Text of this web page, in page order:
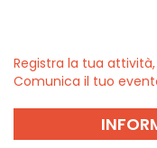
Registra la tua
Comunica il tuo